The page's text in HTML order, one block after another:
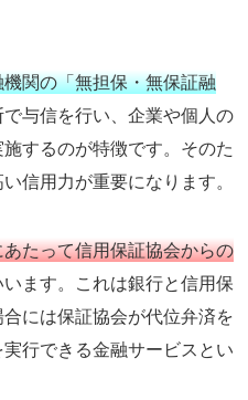
関の「無担保・無保証融
与信を行い、企業や個人の
するのが特徴です。そのた
信用力が重要になります。
たって信用保証協会からの
ます。これは銀行と信用保
には保証協会が代位弁済を
行できる金融サービスとい